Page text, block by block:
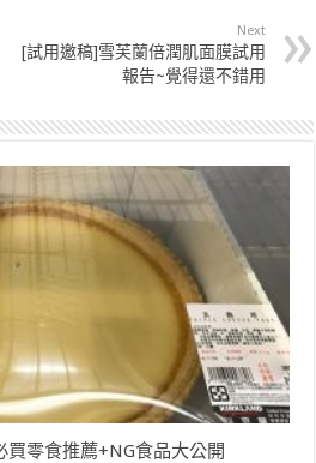
Next
[試用邀稿]雪芙蘭倍潤肌面膜試用
報告~覺得還不錯用
買零食推薦+NG食品大公開